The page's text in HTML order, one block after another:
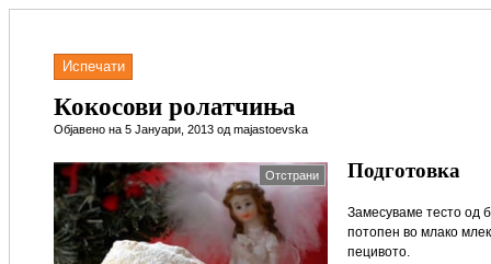
Испечати
Кокосови ролатчиња
Објавено на 5 Јануари, 2013 од majastoevska
Отстрани Подготовка
Замесуваме тесто од
потопен во млако
пецивото.